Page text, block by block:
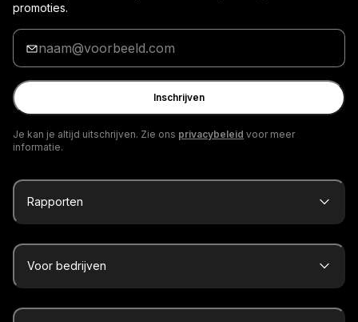
promoties.
Voer
e-
mailadres
in
Inschrijven
Je kan je altijd uitschrijven. Zie ons privacybeleid voor meer
informatie.
Rapporten
Voor bedrijven